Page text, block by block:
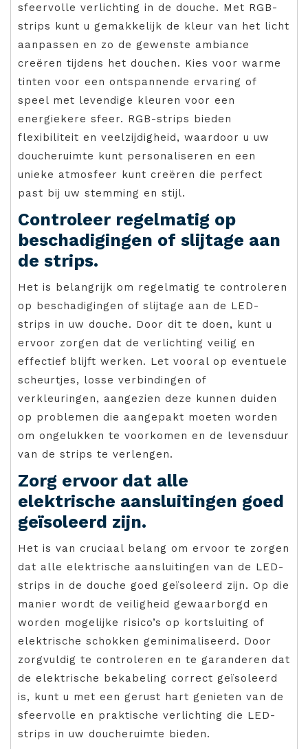
sfeervolle verlichting in de douche. Met RGB-
strips kunt u gemakkelijk de kleur van het licht
aanpassen en zo de gewenste ambiance
creëren tijdens het douchen. Kies voor warme
tinten voor een ontspannende ervaring of
speel met levendige kleuren voor een
energiekere sfeer. RGB-strips bieden
flexibiliteit en veelzijdigheid, waardoor u uw
doucheruimte kunt personaliseren en een
unieke atmosfeer kunt creëren die perfect
past bij uw stemming en stijl.
Controleer regelmatig op
beschadigingen of slijtage aan
de strips.
Het is belangrijk om regelmatig te controleren
op beschadigingen of slijtage aan de LED-
strips in uw douche. Door dit te doen, kunt u
ervoor zorgen dat de verlichting veilig en
effectief blijft werken. Let vooral op eventuele
scheurtjes, losse verbindingen of
verkleuringen, aangezien deze kunnen duiden
op problemen die aangepakt moeten worden
om ongelukken te voorkomen en de levensduur
van de strips te verlengen.
Zorg ervoor dat alle
elektrische aansluitingen goed
geïsoleerd zijn.
Het is van cruciaal belang om ervoor te zorgen
dat alle elektrische aansluitingen van de LED-
strips in de douche goed geïsoleerd zijn. Op die
manier wordt de veiligheid gewaarborgd en
worden mogelijke risico’s op kortsluiting of
elektrische schokken geminimaliseerd. Door
zorgvuldig te controleren en te garanderen dat
de elektrische bekabeling correct geïsoleerd
is, kunt u met een gerust hart genieten van de
sfeervolle en praktische verlichting die LED-
strips in uw doucheruimte bieden.